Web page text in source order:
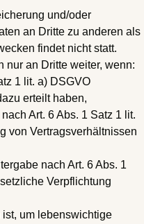
und/oder
an Dritte zu anderen als
findet nicht statt.
nur an Dritte weiter, wenn:
1 lit. a) DSGVO
erteilt haben,
Art. 6 Abs. 1 Satz 1 lit.
von Vertragsverhältnissen
nach Art. 6 Abs. 1
Verpflichtung
um lebenswichtige